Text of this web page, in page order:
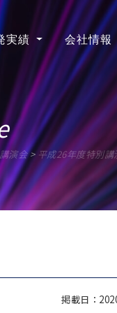
実績 会社情報
演会>平成26年度特別
掲載日：